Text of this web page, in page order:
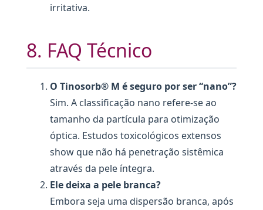
irritativa.
8. FAQ Técnico
O Tinosorb® M é seguro por ser “nano”?
Sim. A classificação nano refere-se ao
tamanho da partícula para otimização
óptica. Estudos toxicológicos extensos
show que não há penetração sistêmica
através da pele íntegra.
Ele deixa a pele branca?
Embora seja uma dispersão branca, após